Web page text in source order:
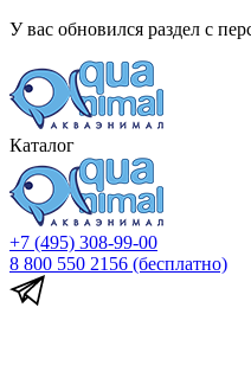
У вас обновился раздел с
Каталог
+7 (495) 308-99-00
8 800 550 2156 (бесплатно)